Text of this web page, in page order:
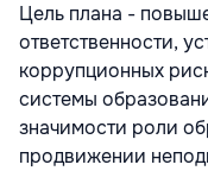
Цель плана -
ответственности,
коррупционных
системы
значимости роли
продвижении